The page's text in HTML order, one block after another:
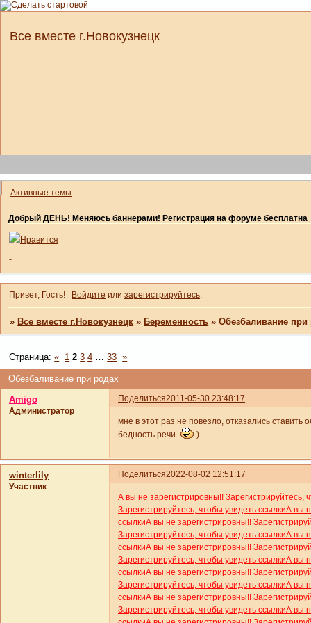
Все вместе г.Новокузнецк
Активные темы
Добрый ДЕНЬ! Меняюсь баннерами! Регистрация на форуме бесплатна
Нравится
-
Привет, Гость! Войдите или зарегистрируйтесь.
»Все вместе г.Новокузнецк »Беременность »Обезбаливание при
Обезбаливание при родах
Страница:« 1 2 3 4 … 33 »
Поделиться2011-05-30 23:48:17
Amigo
Администратор
мне в этот раз не повезло, отказались
бедность речи
)
Поделиться2022-08-02 12:51:17
winterlily
Участник
А вы не зарегистрировны!! Зарегистрируйтесь,
Зарегистрируйтесь, чтобы увидеть ссылкиА вы
ссылкиА вы не зарегистрировны!!
Зарегистрируйтесь, чтобы увидеть ссылкиА вы
ссылкиА вы не зарегистрировны!!
Зарегистрируйтесь, чтобы увидеть ссылкиА вы
ссылкиА вы не зарегистрировны!!
Зарегистрируйтесь, чтобы увидеть ссылкиА вы
ссылкиА вы не зарегистрировны!!
Зарегистрируйтесь, чтобы увидеть ссылкиА вы